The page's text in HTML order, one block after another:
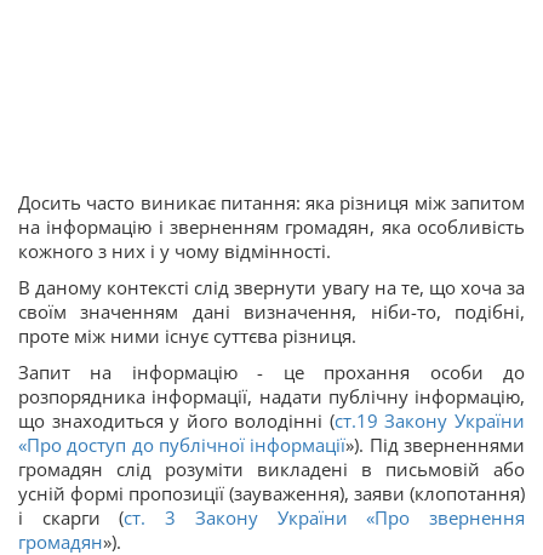
Досить часто виникає питання: яка різниця між запитом
на інформацію і зверненням громадян, яка особливість
кожного з них і у чому відмінності.
В даному контексті слід звернути увагу на те, що хоча за
своїм значенням дані визначення, ніби-то, подібні,
проте між ними існує суттєва різниця.
Запит на інформацію - це прохання особи до
розпорядника інформації, надати публічну інформацію,
що знаходиться у його володінні (ст.19 Закону України
«Про доступ до публічної інформації»). Під зверненнями
громадян слід розуміти викладені в письмовій або
усній формі пропозиції (зауваження), заяви (клопотання)
і скарги (ст. 3 Закону України «Про звернення
громадян»).